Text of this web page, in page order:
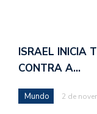
ISRAEL INICIA
CONTRA A…
Mundo 2 de